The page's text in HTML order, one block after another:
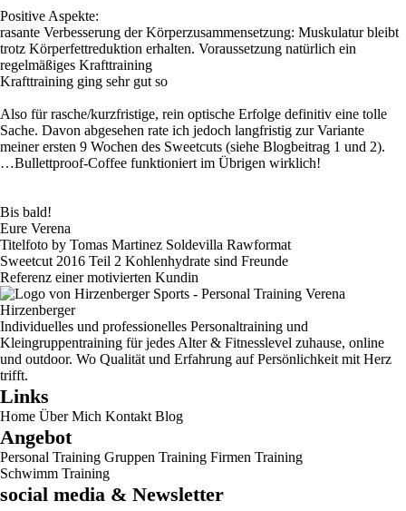
Positive Aspekte:
rasante Verbesserung der Körperzusammensetzung: Muskulatur bleibt
trotz Körperfettreduktion erhalten. Voraussetzung natürlich ein
regelmäßiges Krafttraining
Krafttraining ging sehr gut so
Also für rasche/kurzfristige, rein optische Erfolge definitiv eine tolle
Sache. Davon abgesehen rate ich jedoch langfristig zur Variante
meiner ersten 9 Wochen des Sweetcuts (siehe Blogbeitrag 1 und 2).
…Bullettproof-Coffee funktioniert im Übrigen wirklich!
Bis bald!
Eure Verena
Titelfoto by Tomas Martinez Soldevilla Rawformat
Sweetcut 2016 Teil 2 Kohlenhydrate sind Freunde
Referenz einer motivierten Kundin
Individuelles und professionelles Personaltraining und
Kleingruppentraining für jedes Alter & Fitnesslevel zuhause, online
und outdoor. Wo Qualität und Erfahrung auf Persönlichkeit mit Herz
trifft.
Links
Home Über Mich Kontakt Blog
Angebot
Personal Training Gruppen Training Firmen Training
Schwimm Training
social media & Newsletter